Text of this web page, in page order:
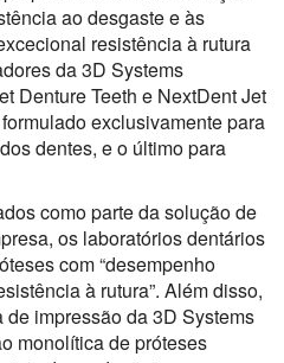
ao desgaste e às
resistência à rutura
da 3D Systems
Denture Teeth e NextDent Jet
exclusivamente para
dentes, e o último para
como parte da solução de
os laboratórios dentários
com “desempenho
à rutura”. Além disso,
impressão da 3D Systems
monolítica de próteses